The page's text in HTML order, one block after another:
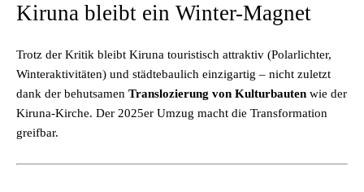
Kiruna bleibt ein Winter-Magnet
Trotz der Kritik bleibt Kiruna touristisch attraktiv (Polarlichter,
Winteraktivitäten) und städtebaulich einzigartig – nicht zuletzt
dank der behutsamen Translozierung von Kulturbauten wie der
Kiruna-Kirche. Der 2025er Umzug macht die Transformation
greifbar.